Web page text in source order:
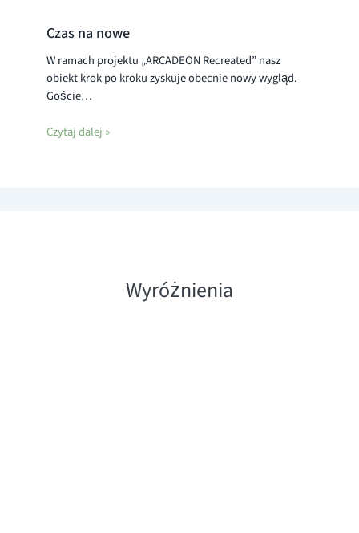
Czas na nowe
W ramach projektu „ARCADEON Recreated” nasz
obiekt krok po kroku zyskuje obecnie nowy wygląd.
Goście…
Czytaj dalej »
Wyróżnienia